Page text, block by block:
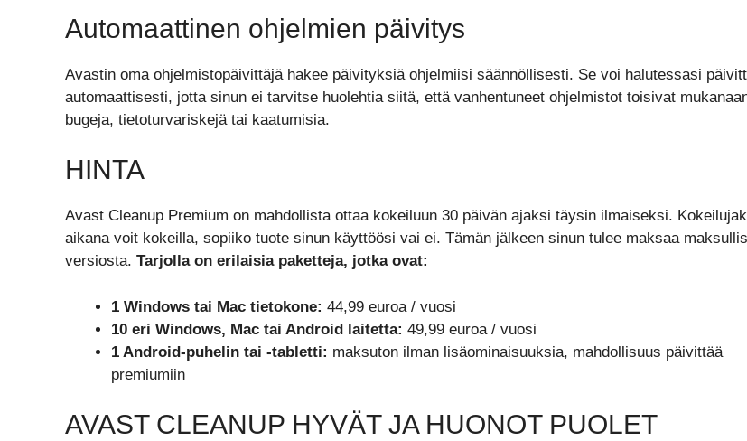
Automaattinen ohjelmien päivitys
Avastin oma ohjelmistopäivittäjä hakee päivityksiä ohjelmiisi säännöllisesti. Se voi halutessasi
automaattisesti, jotta sinun ei tarvitse huolehtia siitä, että vanhentuneet ohjelmistot toisivat
bugeja, tietoturvariskejä tai kaatumisia.
HINTA
Avast Cleanup Premium on mahdollista ottaa kokeiluun 30 päivän ajaksi täysin ilmaiseksi.
aikana voit kokeilla, sopiiko tuote sinun käyttöösi vai ei. Tämän jälkeen sinun tulee maksaa
versiosta. Tarjolla on erilaisia paketteja, jotka ovat:
1 Windows tai Mac tietokone: 44,99 euroa / vuosi
10 eri Windows, Mac tai Android laitetta: 49,99 euroa / vuosi
1 Android-puhelin tai -tabletti: maksuton ilman lisäominaisuuksia, mahdollisuus päivittää
premiumiin
AVAST CLEANUP HYVÄT JA HUONOT PUOLET